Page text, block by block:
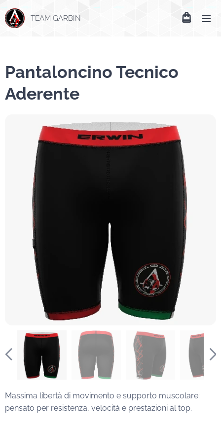
TEAM GARBIN
Pantaloncino Tecnico
Aderente
Massima libertà di movimento e supporto muscolare:
pensato per resistenza, velocità e prestazioni al top.